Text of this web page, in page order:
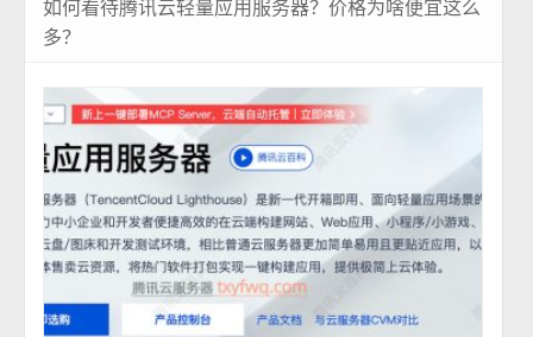
如何看待腾讯云轻量应用服务器？价格为啥便宜这么
多？